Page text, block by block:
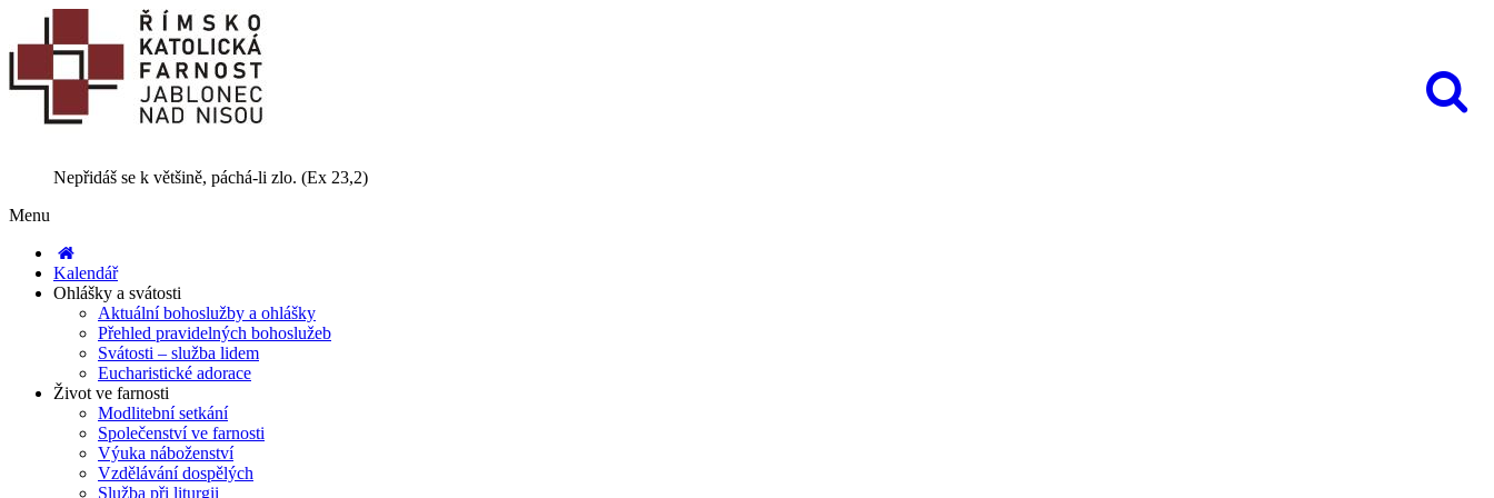
Nepřidáš se k většině, páchá-li zlo. (Ex 23,2)
Menu
Kalendář
Ohlášky a svátosti
Aktuální bohoslužby a ohlášky
Přehled pravidelných bohoslužeb
Svátosti – služba lidem
Eucharistické adorace
Život ve farnosti
Modlitební setkání
Společenství ve farnosti
Výuka náboženství
Vzdělávání dospělých
Služba při liturgii